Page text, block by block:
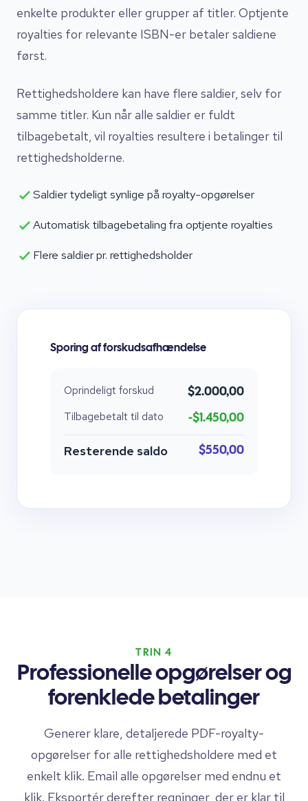
enkelte produkter eller grupper af titler. Optjente
royalties for relevante ISBN-er betaler saldiene
først.
Rettighedsholdere kan have flere saldier, selv for
samme titler. Kun når alle saldier er fuldt
tilbagebetalt, vil royalties resultere i betalinger til
rettighedsholderne.
Saldier tydeligt synlige på royalty-opgørelser
Automatisk tilbagebetaling fra optjente royalties
Flere saldier pr. rettighedsholder
Sporing af forskudsafhændelse
Oprindeligt forskud $2.000,00
Tilbagebetalt til dato -$1.450,00
Resterende saldo $550,00
TRIN 4
Professionelle opgørelser og
forenklede betalinger
Generer klare, detaljerede PDF-royalty-
opgørelser for alle rettighedsholdere med et
enkelt klik. Email alle opgørelser med endnu et
klik. Eksportér derefter regninger, der er klar til